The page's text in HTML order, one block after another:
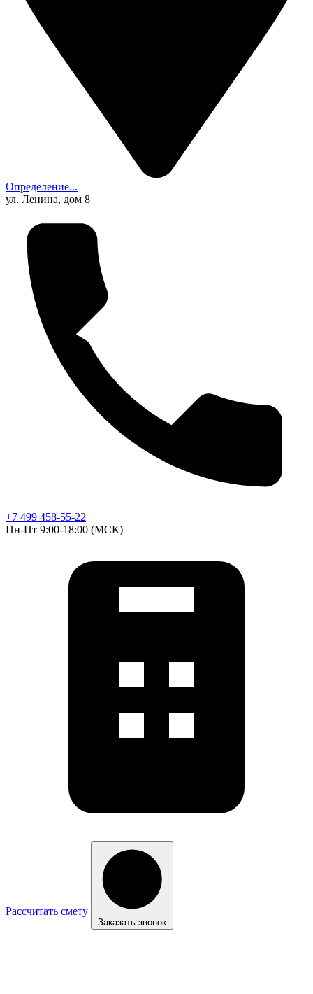
Определение...
ул. Ленина, дом 8
+7 499 458-55-22
Пн-Пт 9:00-18:00 (МСК)
Рассчитать смету
Заказать звонок